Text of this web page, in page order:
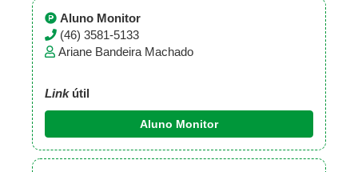
Aluno Monitor
(46) 3581-5133
Ariane Bandeira Machado
Linkútil
Aluno Monitor